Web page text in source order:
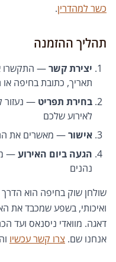
כשר למהדרין.
תהליך ההזמנה
יצירת קשר— התקשרו
תאריך, כתובת בחיפה
בחירת תפריט — נעזור
לאירוע שלכם
אישור— מאשרים את
הגעה ביום האירוע—
נהנים
שולחן שוק בחיפה הוא
ואיכותי, בשפע שמכבד את
דאגה. מוואדי ניסנאס ועד
אנחנו שם. צרו קשר עכשיו